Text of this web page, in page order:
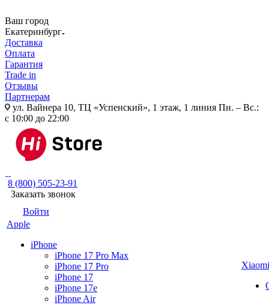
Ваш город
Екатеринбург
Доставка
Оплата
Гарантия
Trade in
Отзывы
Партнерам
ул. Вайнера 10, ТЦ «Успенский», 1 этаж, 1 линия Пн. – Вс.:
с 10:00 до 22:00
8 (800) 505-23-91
Заказать звонок
Войти
Apple
iPhone
iPhone 17 Pro Max
iPhone 17 Pro
iPhone 17
iPhone 17e
iPhone Air
Xiaomi